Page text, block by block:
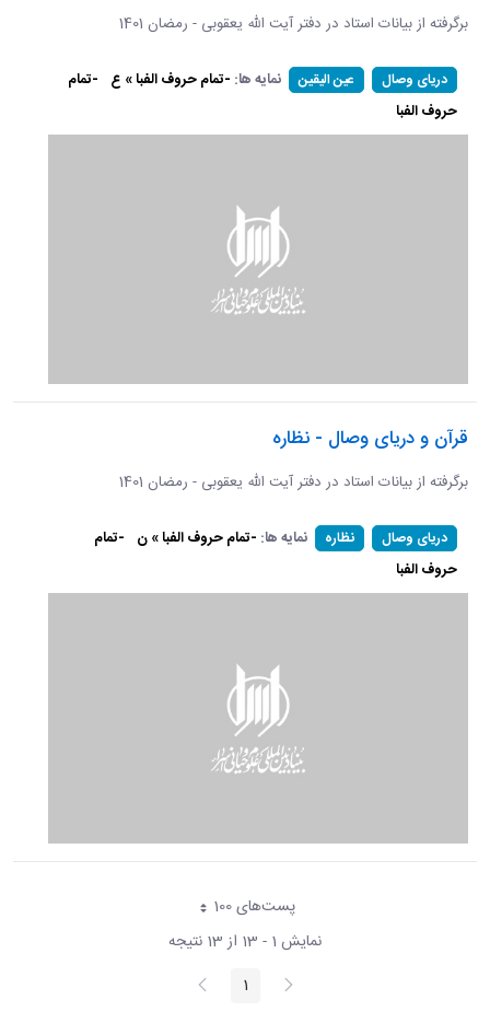
برگرفته از بیانات استاد در دفتر آیت الله یعقوبی - رمضان 1401
دریای وصال عین الیقین نمایه ها: -تمام حروف الفبا » ع -تمام
حروف الفبا
قرآن و دریای وصال - نظاره
برگرفته از بیانات استاد در دفتر آیت الله یعقوبی - رمضان 1401
دریای وصال نظاره نمایه ها: -تمام حروف الفبا » ن -تمام
حروف الفبا
پست‌‌های 100هر صفحه
نمایش 1 - 13 از 13 نتیجه
پیغام
قبلی صفحه1 صفحه
بعد